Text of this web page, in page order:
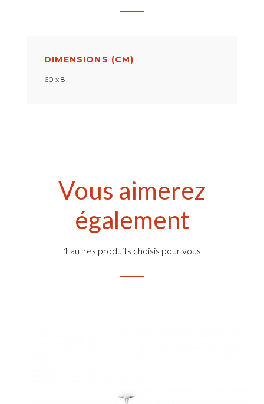
DIMENSIONS (CM)
60 x 8
Vous aimerez
également
1 autres produits choisis pour vous